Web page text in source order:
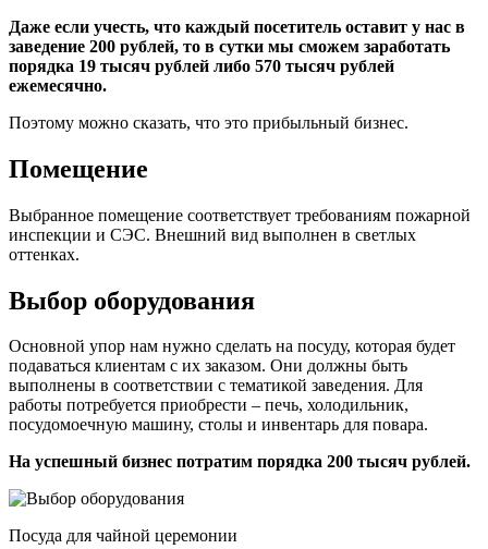
Даже если учесть, что каждый посетитель оставит у нас в
заведение 200 рублей, то в сутки мы сможем заработать
порядка 19 тысяч рублей либо 570 тысяч рублей
ежемесячно.
Поэтому можно сказать, что это прибыльный бизнес.
Помещение
Выбранное помещение соответствует требованиям пожарной
инспекции и СЭС. Внешний вид выполнен в светлых
оттенках.
Выбор оборудования
Основной упор нам нужно сделать на посуду, которая будет
подаваться клиентам с их заказом. Они должны быть
выполнены в соответствии с тематикой заведения. Для
работы потребуется приобрести – печь, холодильник,
посудомоечную машину, столы и инвентарь для повара.
На успешный бизнес потратим порядка 200 тысяч рублей.
Посуда для чайной церемонии